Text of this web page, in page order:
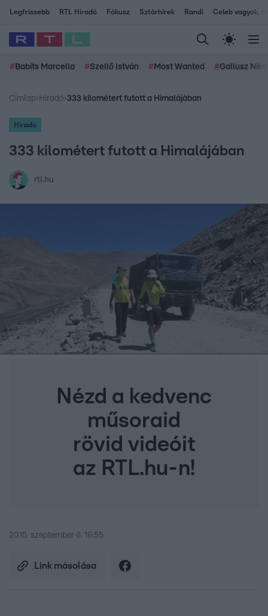
Legfrissebb RTL Híradó Fókusz Sztárhírek Randi Celeb vagyok,
# Babits Marcella #Szellő István # Most Wanted #Gallusz
Címlap› Híradó›333 kilométert futott a Himalájában
Híradó
333 kilométert futott a Himalájában
rtl.hu
Nézd a kedvenc
műsoraid
rövid videóit
az RTL.hu-n!
2015. szeptember 6. 16:55
Link másolása